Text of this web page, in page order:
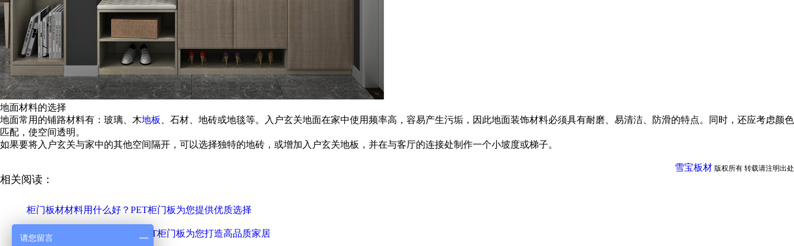
地面材料的选择
地面常用的铺路材料有：玻璃、木地板
、石材、地砖或地毯等。入户玄关地面在家中使用频率高，容易产生污垢，因此地面装饰材料必须具有耐磨、易清洁、防滑的特点。同时，还应考虑颜色
匹配，使空间透明。
如果要将入户玄关与家中的其他空间隔开，可以选择独特的地砖，或增加入户玄关地板，并在与客厅的连接处制作一个小坡度或梯子。
雪宝板材 版权所有 转载请注明出处
相关阅读：
柜门板材材料用什么好？PET柜门板为您提供优质选择
定制衣柜门用什么板材好？PET柜门板为您打造高品质家居
请您留言